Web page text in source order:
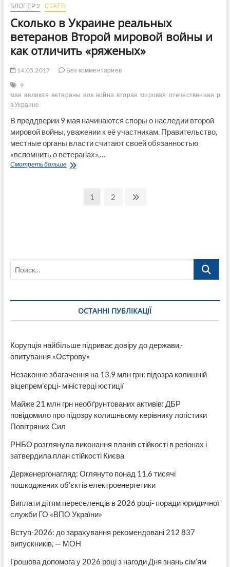
БЛОГЕР 2 СТАТТІ
Сколько в Украине реальных
ветеранов Второй мировой войны и
как отличить «ряженых»
14.05.2017
Без комментариев
9
мая великая ветераны вов война вторая мировая отечественная
в Украине
В преддверии 9 мая начинаются споры о наследии второй
мировой войны, уважении к её участникам. Правительство,
местные органы власти считают своей обязанностью
«вспомнить о ветеранах»,…
Смотреть большеСколько
ветерановСтраница
1 Страница
2
Поиск…
ОСТАННІ ПУБЛІКАЦІЇ
Корупція найбільше підриває довіру до держави,-
опитування «Острову»
Незаконне збагачення на 13,9 млн грн: підозра колишній
віцепрем’єрці- міністерці юстиції
Майже 21 млн грн необґрунтованих активів: ДБР
повідомило про підозру колишньому керівнику логістики
Повітряних Сил
РНБО розглянула виконання планів стійкості в регіонах і
затвердила план стійкості Києва
Держенергонагляд: Оглянуто понад 11,6 тисячі
пошкоджених об’єктів електроенергетики
Виплати дітям переселенців в 2026 році- поради юридичної
служби ГО «ВПО України»
Вступ-2026: до зарахування рекомендовані 212 837
випускників, — МОН
Грошова допомога у 2026 році з нагоди Дня знань сім’ям